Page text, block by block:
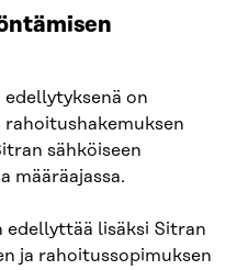
on
sähköiseen
määräajassa.
edellyttää lisäksi Sitran
ja rahoitussopimuksen